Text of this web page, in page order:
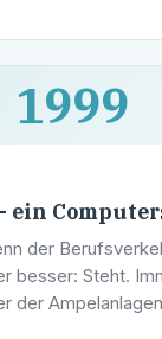
1999
ein
der
besser: Steht.
der